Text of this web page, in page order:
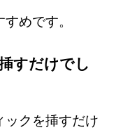
めです。
すだけでし
ックを挿すだけ